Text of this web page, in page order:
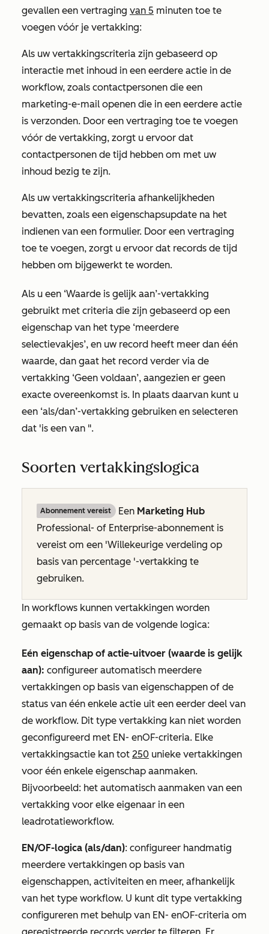
gevallen een vertraging van 5 minuten toe te
voegen vóór je vertakking:
Als uw vertakkingscriteria zijn gebaseerd op
interactie met inhoud in een eerdere actie in de
workflow, zoals contactpersonen die een
marketing-e-mail openen die in een eerdere actie
is verzonden. Door een vertraging toe te voegen
vóór de vertakking, zorgt u ervoor dat
contactpersonen de tijd hebben om met uw
inhoud bezig te zijn.
Als uw vertakkingscriteria afhankelijkheden
bevatten, zoals een eigenschapsupdate na het
indienen van een formulier. Door een vertraging
toe te voegen, zorgt u ervoor dat records de tijd
hebben om bijgewerkt te worden.
Als u een ‘Waarde is gelijk aan’-vertakking
gebruikt met criteria die zijn gebaseerd op een
eigenschap van het type ‘meerdere
selectievakjes’, en uw record heeft meer dan één
waarde, dan gaat het record verder via de
vertakking ‘Geen voldaan’, aangezien er geen
exacte overeenkomst is. In plaats daarvan kunt u
een ‘als/dan’-vertakking gebruiken en selecteren
dat 'is een van ".
Soorten vertakkingslogica
Abonnement vereist Een Marketing Hub
Professional- of Enterprise-abonnement is
vereist om een 'Willekeurige verdeling op
basis van percentage '-vertakking te
gebruiken.
In workflows kunnen vertakkingen worden
gemaakt op basis van de volgende logica:
Eén eigenschap of actie-uitvoer (waarde is gelijk
aan): configureer automatisch meerdere
vertakkingen op basis van eigenschappen of de
status van één enkele actie uit een eerder deel van
de workflow. Dit type vertakking kan niet worden
geconfigureerd met EN- enOF-criteria. Elke
vertakkingsactie kan tot 250 unieke vertakkingen
voor één enkele eigenschap aanmaken.
Bijvoorbeeld: het automatisch aanmaken van een
vertakking voor elke eigenaar in een
leadrotatieworkflow.
EN/OF-logica (als/dan): configureer handmatig
meerdere vertakkingen op basis van
eigenschappen, activiteiten en meer, afhankelijk
van het type workflow. U kunt dit type vertakking
configureren met behulp van EN- enOF-criteria om